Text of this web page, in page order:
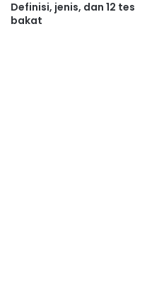
Definisi, jenis, dan 12 tes
bakat